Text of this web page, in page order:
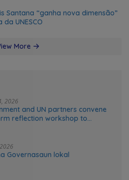
Santana “ganha nova dimensão”
UNESCO
More
2026
and UN partners convene
reflection workshop to
Governasaun lokal